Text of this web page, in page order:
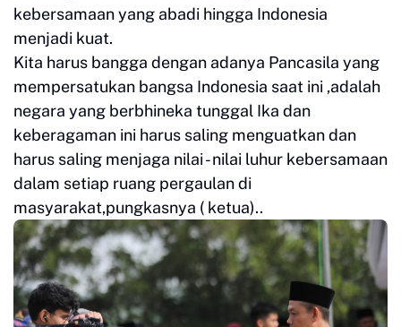
kebersamaan yang abadi hingga Indonesia
menjadi kuat.
Kita harus bangga dengan adanya Pancasila yang
mempersatukan bangsa Indonesia saat ini ,adalah
negara yang berbhineka tunggal Ika dan
keberagaman ini harus saling menguatkan dan
harus saling menjaga nilai - nilai luhur kebersamaan
dalam setiap ruang pergaulan di
masyarakat,pungkasnya ( ketua)..